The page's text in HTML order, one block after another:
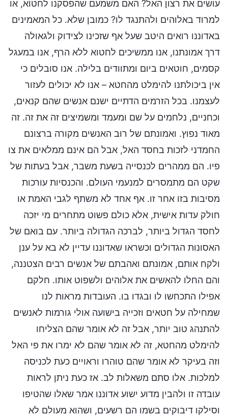
עושים את רצון האל? האם משמעם שהפסקנו לחטוא, או
למרוד באלוהים ולהתנגד לו? כמובן שלא. כל המאמינים
באדוננו רואים היטב שעל אף שזכינו לצידוק ולגאולה
דרך אמונתנו, אנו ממשיכים לחטוא ללא הרף, אנו במעגל
קסמים, חוטאים ביום ומתוודים בלילה. אנו סובלים כי
אין ביכולתנו להימלט מהחטא – אנו לא יכולים לעזור
לעצמנו. בכל הזרמים הדתיים ישנם אנשים שהם קנאים,
וכחניים, נלחמים על שם ומעמד ומשמיצים זה את זה. זה
מאוד נפוץ. ואמונתם של רוב האנשים מקורה ברצונם
החמדני לזכות בחסד האל, אבל הם אינם ממלאים את צו
פיו. הם ממהרים לכנסייה בשעת משבר, אבל בעתות של
שקט הם מתמסרים למנעמי העולם. והכנסיות עורכות
מסיבות בזו אחר זו. אף אחד לא משתף לגבי האמת או
חולק עדות אישית, אלא כולם פשוט מתחרים מי יזכה
לחסד הגדול ביותר, לברכה הגדולה ביותר. עם בואם של
האסונות הגדולים וכשראו שאדוננו עדיין לא בא על ענן
ולקח אותם, אמונתם ואהבתם של אנשים רבים הצטננה,
והם החלו להאשים את אלוהים ולשפוט אותו. חלקם
אפילו התכחשו לו ובגדו בו. העובדות מראות לנו
שמחילה על חטאים וזכייה בישועה אולי גורמות לאנשים
להתנהג טוב יותר, אבל זה לא אומר שהם הצליחו
להימלט מהחטא, זה לא אומר שהם לא ימרו את פי האל
וזה בעיקר לא אומר שהם טוהרו וראויים כעת לכניסה
למלכות. אלו סתם משאלות לב. אז כעת ניתן לראות
עובדה זו ולהבין מדוע ישוע אדוננו אמר שאלו שהטיפו
וסילקו דיבוקים בשמו הם רשעים, ושהוא מעולם לא